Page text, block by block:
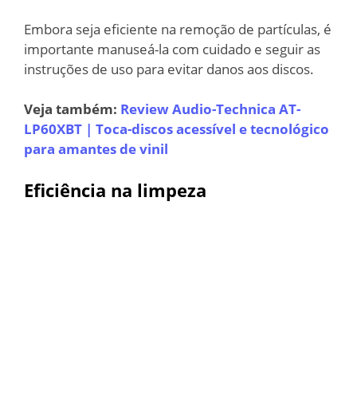
Embora seja eficiente na remoção de partículas, é
importante manuseá-la com cuidado e seguir as
instruções de uso para evitar danos aos discos.
Veja também: Review Audio-Technica AT-
LP60XBT | Toca-discos acessível e tecnológico
para amantes de vinil
Eficiência na limpeza